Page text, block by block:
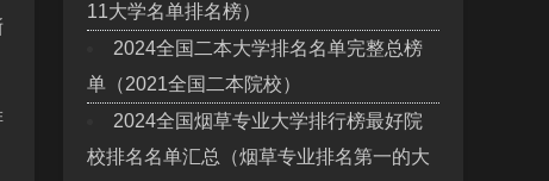
11大学名单排名榜）
2024全国二本大学排名名单完整总榜
单（2021全国二本院校）
2024全国烟草专业大学排行榜最好院
校排名名单汇总（烟草专业排名第一的大